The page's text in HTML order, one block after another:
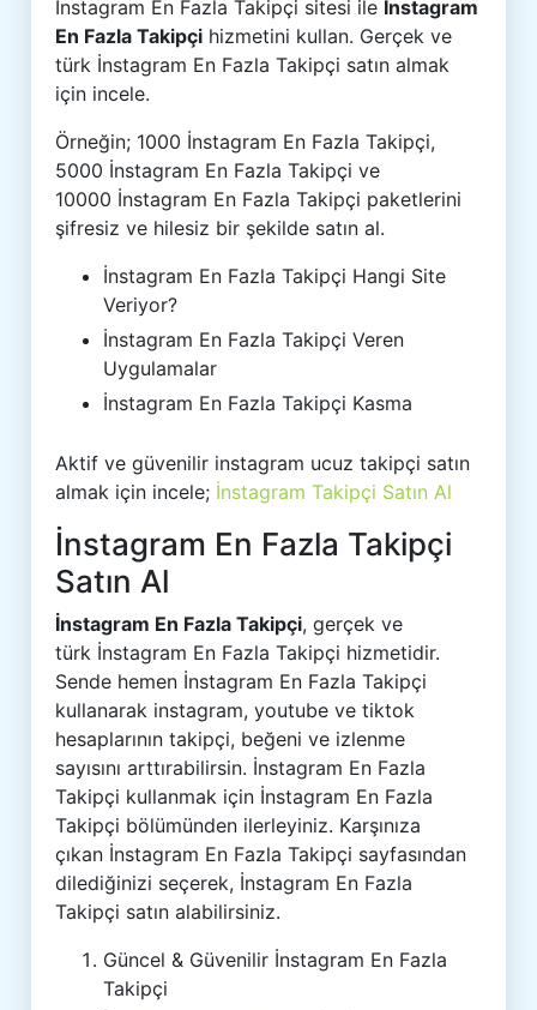
İnstagram En Fazla Takipçi sitesi ile İnstagram
En Fazla Takipçi hizmetini kullan. Gerçek ve
türk İnstagram En Fazla Takipçi satın almak
için incele.
Örneğin; 1000 İnstagram En Fazla Takipçi,
5000 İnstagram En Fazla Takipçi ve
10000 İnstagram En Fazla Takipçi paketlerini
şifresiz ve hilesiz bir şekilde satın al.
İnstagram En Fazla Takipçi Hangi Site
Veriyor?
İnstagram En Fazla Takipçi Veren
Uygulamalar
İnstagram En Fazla Takipçi Kasma
Aktif ve güvenilir instagram ucuz takipçi satın
almak için incele; İnstagram Takipçi Satın Al
İnstagram En Fazla Takipçi
Satın Al
İnstagram En Fazla Takipçi, gerçek ve
türk İnstagram En Fazla Takipçi hizmetidir.
Sende hemen İnstagram En Fazla Takipçi
kullanarak instagram, youtube ve tiktok
hesaplarının takipçi, beğeni ve izlenme
sayısını arttırabilirsin. İnstagram En Fazla
Takipçi kullanmak için İnstagram En Fazla
Takipçi bölümünden ilerleyiniz. Karşınıza
çıkan İnstagram En Fazla Takipçi sayfasından
dilediğinizi seçerek, İnstagram En Fazla
Takipçi satın alabilirsiniz.
Güncel & Güvenilir İnstagram En Fazla
Takipçi